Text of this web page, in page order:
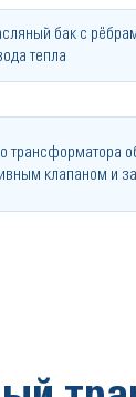
бак с
тепла
трансформатора
клапаном и